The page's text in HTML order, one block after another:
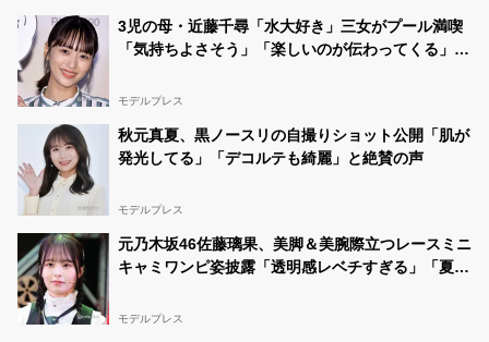
3児の母・近藤千尋「水大好き」三女がプール満喫
「気持ちよさそう」「楽しいのが伝わってくる」の
モデルプレス
秋元真夏、黒ノースリの自撮りショット公開「肌が
発光してる」「デコルテも綺麗」と絶賛の声
モデルプレス
元乃木坂46佐藤璃果、美脚＆美腕際立つレースミニ
キャミワンピ姿披露「透明感レベチすぎる」「夏の
モデルプレス